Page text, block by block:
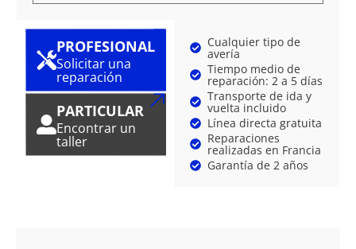
PROFESIONAL
Solicitar una
reparación
PARTICULAR
Encontrar un
taller
Cualquier tipo de
avería
Tiempo medio de
reparación: 2 a 5 días
Transporte de ida y
vuelta incluido
Línea directa gratuita
Reparaciones
realizadas en Francia
Garantía de 2 años